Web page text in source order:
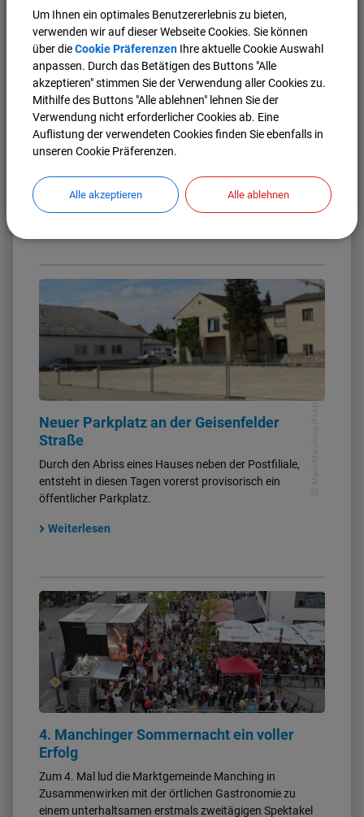
Markt Manching INFO - die offizielle App
des Marktes Manching mit neuen
Funktionen
Um alle Bürger und Interessierten zeitnah über wichtige
Themen und Ereignisse in und um Manching zu
„Markt Manching INFO“ konzipiert.
Weiterlesen
Neuer Parkplatz an der Geisenfelder
Straße
Durch den Abriss eines Hauses neben der Postfiliale,
entsteht in diesen Tagen vorerst provisorisch ein
öffentlicher Parkplatz.
Weiterlesen
4. Manchinger Sommernacht ein voller
Erfolg
Zum 4. Mal lud die Marktgemeinde Manching in
Zusammenwirken mit der örtlichen Gastronomie zu
einem unterhaltsamen erstmals zweitägigen Spektakel
Um Ihnen ein optimales Benutzererlebnis zu bieten,
verwenden wir auf dieser Webseite Cookies. Sie können
über dieCookie Präferenzen Ihre aktuelle Cookie Auswahl
anpassen. Durch das Betätigen des Buttons "Alle
akzeptieren" stimmen Sie der Verwendung aller Cookies zu.
Mithilfe des Buttons "Alle ablehnen" lehnen Sie der
Verwendung nicht erforderlicher Cookies ab. Eine
Auflistung der verwendeten Cookies finden Sie ebenfalls in
unseren Cookie Präferenzen.
Alle akzeptieren Alle ablehnen